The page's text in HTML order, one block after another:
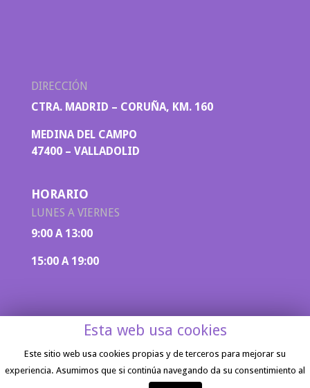
DIRECCIÓN
CTRA. MADRID – CORUÑA, KM. 160
MEDINA DEL CAMPO
47400 – VALLADOLID
HORARIO
LUNES A VIERNES
9:00 A 13:00
15:00 A 19:00
Aviso legal|Política de privacidad| Diseño
Esta web usa cookies
Este sitio web usa cookies propias y de terceros para mejorar su
experiencia. Asumimos que si continúa navegando da su consentimiento al